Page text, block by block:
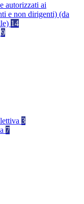
autorizzati ai
e non dirigenti) (da
14
9
3
7